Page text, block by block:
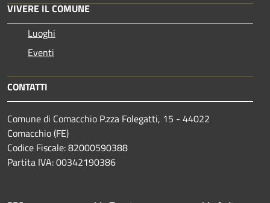
VIVERE IL COMUNE
Luoghi
Eventi
CONTATTI
Comune di Comacchio P.zza Folegatti, 15 - 44022
Comacchio (FE)
Codice Fiscale: 82000590388
Partita IVA: 00342190386